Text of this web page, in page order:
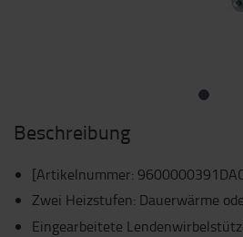
Beschreibung
[Artikelnummer:
Zwei Heizstufen: Dauerwärme
Eingearbeitete